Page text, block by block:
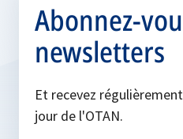
Abonnez-
newsletters
Et recevez
jour de l'OTAN.